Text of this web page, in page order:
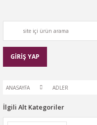
GİRİŞ YAP
ANASAYFA ADLER
İlgili Alt Kategoriler